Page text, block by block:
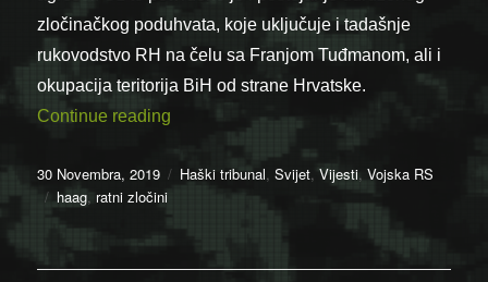
zločinačkog poduhvata, koje uključuje i tadašnje
rukovodstvo RH na čelu sa Franjom Tuđmanom, ali i
okupacija teritorija BiH od strane Hrvatske.
Continue reading “U presudama Martiću i Tadiću
Posted
on
30 Novembra, 2019 Categories
Haški tribunal,Svijet,Vijesti,Vojska RS
Tags
haag, ratni zločini